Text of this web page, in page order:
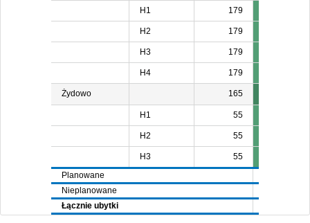
H1 179
H2 179
H3 179
H4 179
Żydowo 165
H1 55
H2 55
H3
55
Planowane
Nieplanowane
Łącznie ubytki